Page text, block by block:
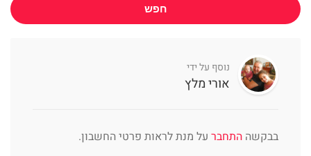
חפש
נוסף על ידי
אורי מלץ
בבקשה התחבר על מנת לראות פרטי החשבון.